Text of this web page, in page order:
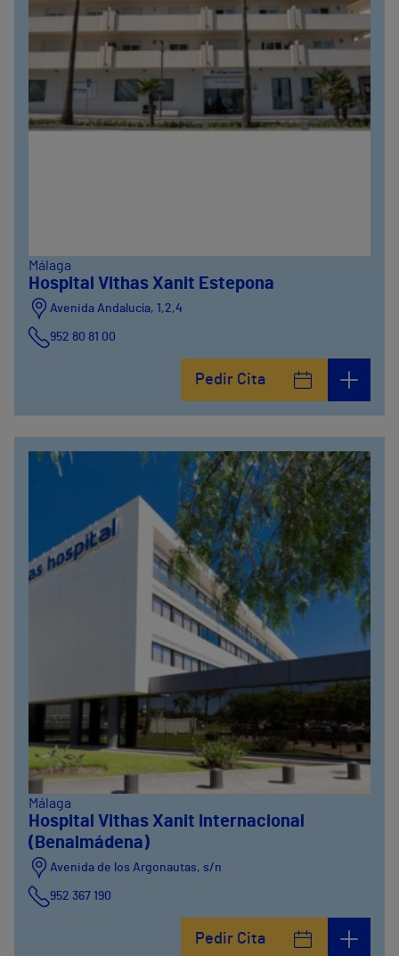
Málaga
Hospital Vithas Xanit Estepona
Avenida Andalucía, 1,2,4
952 80 81 00
Pedir Cita
Málaga
Hospital Vithas Xanit Internacional
(Benalmádena)
Avenida de los Argonautas, s/n
952 367 190
Pedir Cita